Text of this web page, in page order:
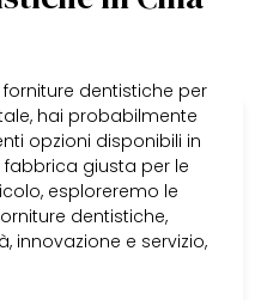
dentistiche per
hai probabilmente
opzioni disponibili in
giusta per le
esploreremo le
dentistiche,
innovazione e servizio,